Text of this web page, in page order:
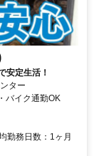
安定生活！
ター
バイク通勤OK
勤務日数：1ヶ月